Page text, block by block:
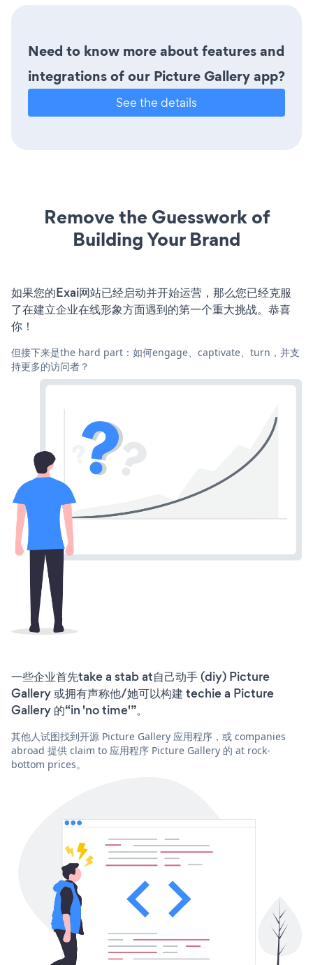
Need to know more about features and
integrations of our Picture Gallery app?
See the details
Remove the Guesswork of
Building Your Brand
如果您的Exai网站已经启动并开始运营，那么您已经克服
了在建立企业在线形象方面遇到的第一个重大挑战。恭喜
你！
但接下来是the hard part：如何engage、captivate、turn，并支
持更多的访问者？
一些企业首先take a stab at自己动手 (diy) Picture
Gallery 或拥有声称他/她可以构建 techie a Picture
Gallery 的“in 'no time'”。
其他人试图找到开源 Picture Gallery 应用程序，或 companies
abroad 提供 claim to 应用程序 Picture Gallery 的 at rock-
bottom prices。